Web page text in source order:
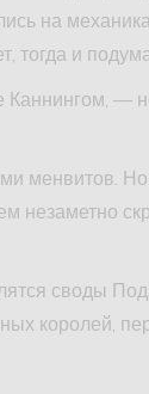
на
тогда и
—
менвитов. Но
незаметно
своды
королей,